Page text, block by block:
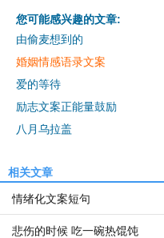
您可能感兴趣的文章:
由偷麦想到的
婚姻情感语录文案
爱的等待
励志文案正能量鼓励
八月乌拉盖
相关文章
情绪化文案短句
悲伤的时候 吃一碗热馄饨